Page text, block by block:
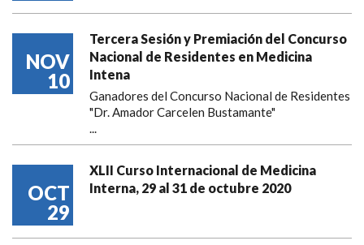
NOV
10
Tercera Sesión y Premiación del Concurso
Nacional de Residentes en Medicina
Intena
Ganadores del Concurso Nacional de Residentes
"Dr. Amador Carcelen Bustamante"
...
OCT
29
XLII Curso Internacional de Medicina
Interna, 29 al 31 de octubre 2020